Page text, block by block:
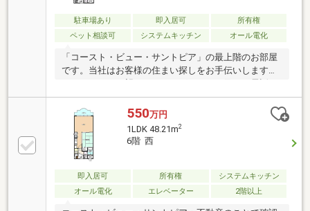
駐車場あり 即入居可
所有権
ペット相談可
システムキッチン オール電化
「コースト・ビュー・サントピア」の最上階のお部屋
です。当社はお客様の住まい探しをお手伝いします。
てご連絡ください。また、ご質問やご不明な点なども
お受けい
550万円
1LDK 48.21m2
6階 西
即入居可 所有権
システムキッチン
オール電化
エレベーター 2階以上